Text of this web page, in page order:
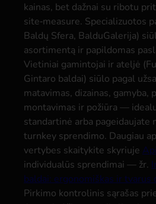
kainas, bet dažnai su ribotu
site‑measure. Specializuotos
Baldų Sfera, BalduGalerija)
asortimentą ir papildomas
Vietiniai gamintojai ir ateljė
Gintaro baldai) siūlo pagal
matavimas, dizainas, gamyba,
montavimas ir požiūra —
standartinė arba pageidaujate
turnkey sprendimo. Daugiau
vertybes skaitykite skyriuje
individualūs sprendimai — žr.
baldai: ergonomiškas ir tvarus
Pirkimo kontrolinis sąrašas